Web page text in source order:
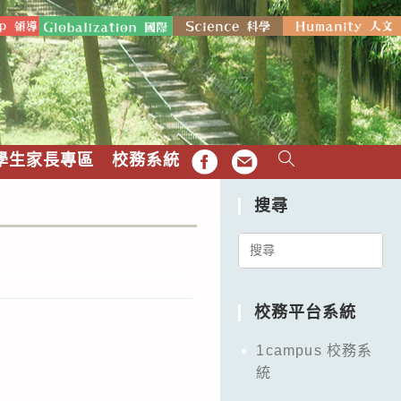
生家長專區 校務系統 FB EMAIL
搜尋
Search
校務平台系統
1campus 校務系
統